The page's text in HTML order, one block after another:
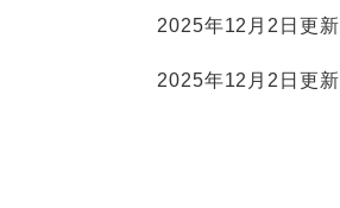
2025年12月2日更新
2025年12月2日更新